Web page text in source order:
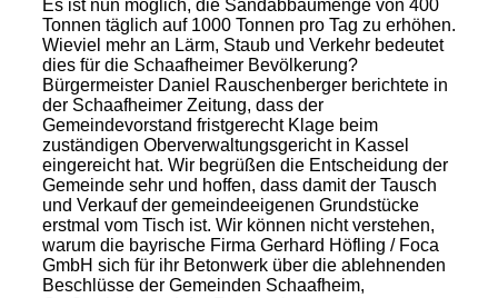
Es ist nun möglich, die Sandabbaumenge von 400
Tonnen täglich auf 1000 Tonnen pro Tag zu erhöhen.
Wieviel mehr an Lärm, Staub und Verkehr bedeutet
dies für die Schaafheimer Bevölkerung?
Bürgermeister Daniel Rauschenberger berichtete in
der Schaafheimer Zeitung, dass der
Gemeindevorstand fristgerecht Klage beim
zuständigen Oberverwaltungsgericht in Kassel
eingereicht hat. Wir begrüßen die Entscheidung der
Gemeinde sehr und hoffen, dass damit der Tausch
und Verkauf der gemeindeeigenen Grundstücke
erstmal vom Tisch ist. Wir können nicht verstehen,
warum die bayrische Firma Gerhard Höfling / Foca
GmbH sich für ihr Betonwerk über die ablehnenden
Beschlüsse der Gemeinden Schaafheim,